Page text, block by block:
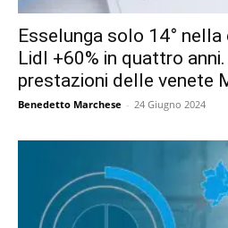
Esselunga solo 14°
Lidl +60% in quattro
prestazioni delle venete
Benedetto Marchese - 24 Giugno 2024